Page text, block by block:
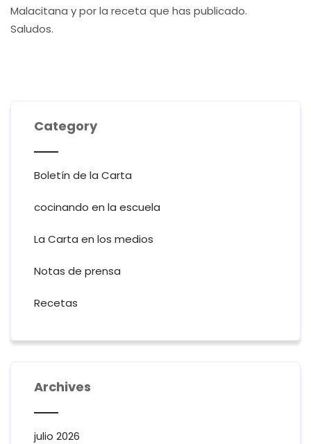
Malacitana y por la receta que has publicado.
Saludos.
Category
Boletín de la Carta
cocinando en la escuela
La Carta en los medios
Notas de prensa
Recetas
Archives
julio 2026